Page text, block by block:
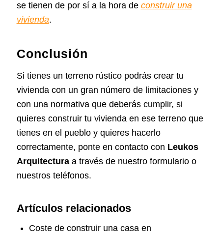
se tienen de por sí a la hora de construir una
vivienda.
Conclusión
Si tienes un terreno rústico podrás crear tu
vivienda con un gran número de limitaciones y
con una normativa que deberás cumplir, si
quieres construir tu vivienda en ese terreno que
tienes en el pueblo y quieres hacerlo
correctamente, ponte en contacto con Leukos
Arquitecturaa través de nuestro formulario o
nuestros teléfonos.
Artículos relacionados
Coste de construir una casa en